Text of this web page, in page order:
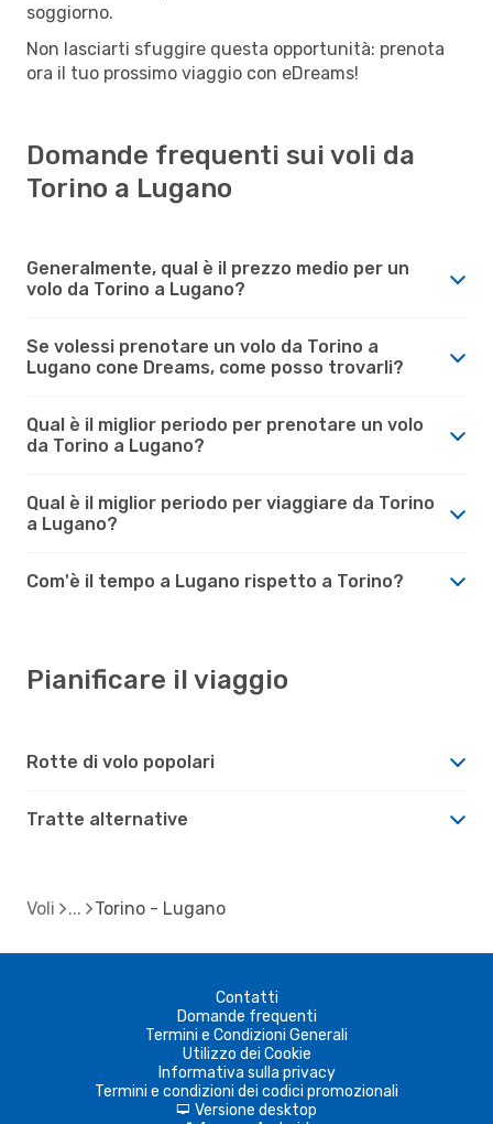
soggiorno.
Non lasciarti sfuggire questa opportunità: prenota
ora il tuo prossimo viaggio con eDreams!
Domande frequenti sui voli da
Torino a Lugano
Generalmente, qual è il prezzo medio per un
volo da Torino a Lugano?
Se volessi prenotare un volo da Torino a
Lugano cone Dreams, come posso trovarli?
Qual è il miglior periodo per prenotare un volo
da Torino a Lugano?
Qual è il miglior periodo per viaggiare da Torino
a Lugano?
Com'è il tempo a Lugano rispetto a Torino?
Pianificare il viaggio
Rotte di volo popolari
Tratte alternative
Voli Torino - Lugano
Contatti
Domande frequenti
Termini e Condizioni Generali
Utilizzo dei Cookie
Informativa sulla privacy
Termini e condizioni dei codici promozionali
d Versione desktop